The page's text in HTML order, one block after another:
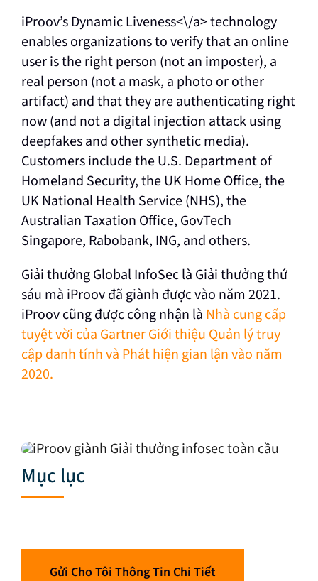
iProov’s Dynamic Liveness<\/a> technology
enables organizations to verify that an online
user is the right person (not an imposter), a
real person (not a mask, a photo or other
artifact) and that they are authenticating right
now (and not a digital injection attack using
deepfakes and other synthetic media).
Customers include the U.S. Department of
Homeland Security, the UK Home Office, the
UK National Health Service (NHS), the
Australian Taxation Office, GovTech
Singapore, Rabobank, ING, and others.
Giải thưởng Global InfoSec là Giải thưởng thứ
sáu mà iProov đã giành được vào năm 2021.
iProov cũng được công nhận là Nhà cung cấp
tuyệt vời của Gartner Giới thiệu Quản lý truy
cập danh tính và Phát hiện gian lận vào năm
2020.
Mục lục
Gửi Cho Tôi Thông Tin Chi Tiết